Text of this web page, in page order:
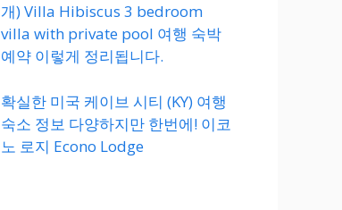
개) Villa Hibiscus 3 bedroom
villa with private pool 여행 숙박
예약 이렇게 정리됩니다.
확실한 미국 케이브 시티 (KY) 여행
숙소 정보 다양하지만 한번에! 이코
노 로지 Econo Lodge